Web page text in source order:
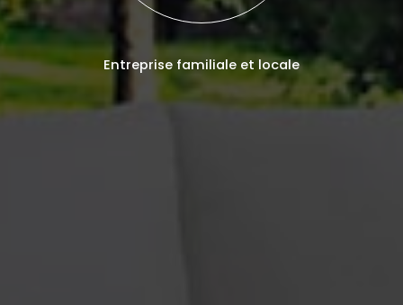
Entreprise familiale et locale